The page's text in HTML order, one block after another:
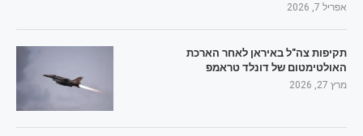
אפריל 7, 2026
תקיפות צה"ל באיראן לאחר הארכת
האולטימטום של דונלד טראמפ
מרץ 27, 2026